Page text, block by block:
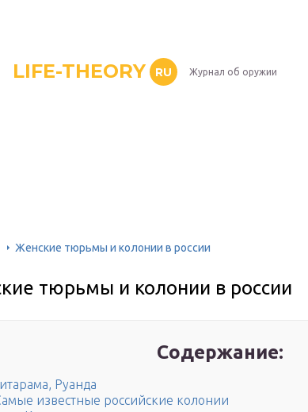
LIFE-THEORY RU Журнал об оружии
Женские тюрьмы и колонии в россии
тюрьмы и колонии в россии
Содержание:
Руанда
известные российские колонии